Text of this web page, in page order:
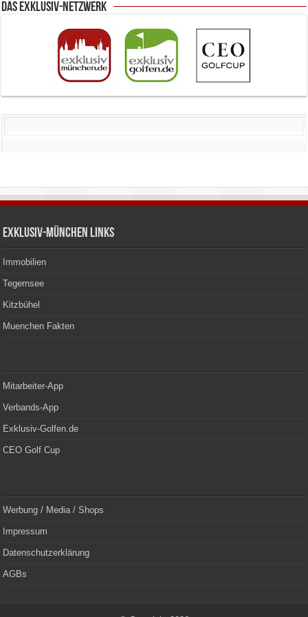
Das Exklusiv-Netzwerk
Exklusiv-München Links
Immobilien
Tegernsee
Kitzbühel
Muenchen Fakten
Mitarbeiter-App
Verbands-App
Exklusiv-Golfen.de
CEO Golf Cup
Werbung / Media / Shops
Impressum
Datenschutzerklärung
AGBs